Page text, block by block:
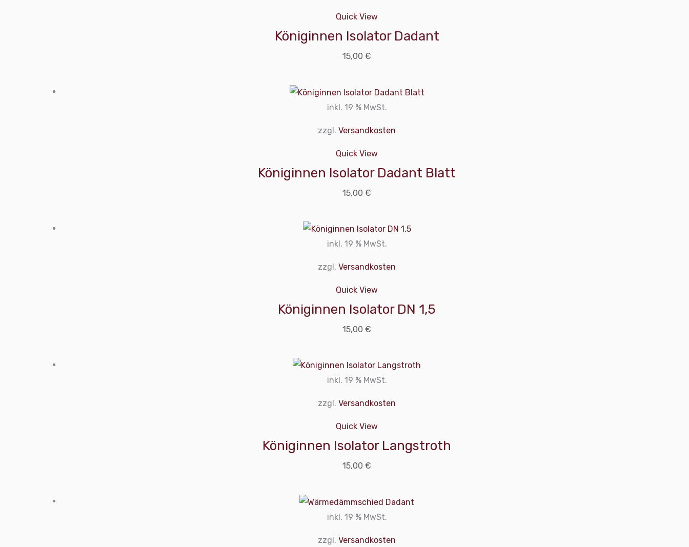
Quick View
Königinnen Isolator Dadant
15,00 €
inkl. 19 % MwSt.
zzgl. Versandkosten
Quick View
Königinnen Isolator Dadant Blatt
15,00 €
inkl. 19 % MwSt.
zzgl. Versandkosten
Quick View
Königinnen Isolator DN 1,5
15,00 €
inkl. 19 % MwSt.
zzgl. Versandkosten
Quick View
Königinnen Isolator Langstroth
15,00 €
inkl. 19 % MwSt.
zzgl. Versandkosten